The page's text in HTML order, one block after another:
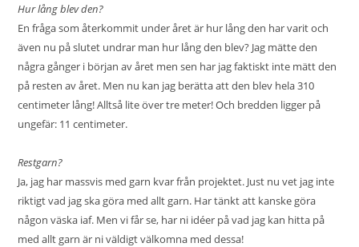
Hur lång blev den?
En fråga som återkommit under året är hur lång den har varit och
även nu på slutet undrar man hur lång den blev? Jag mätte den
några gånger i början av året men sen har jag faktiskt inte mätt den
på resten av året. Men nu kan jag berätta att den blev hela 310
centimeter lång! Alltså lite över tre meter! Och bredden ligger på
ungefär: 11 centimeter.
Restgarn?
Ja, jag har massvis med garn kvar från projektet. Just nu vet jag inte
riktigt vad jag ska göra med allt garn. Har tänkt att kanske göra
någon väska iaf. Men vi får se, har ni idéer på vad jag kan hitta på
med allt garn är ni väldigt välkomna med dessa!